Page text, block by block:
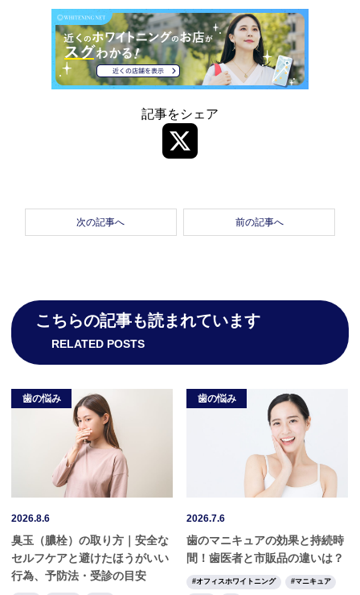
記事をシェア
次の記事へ 前の記事へ
こちらの記事も読まれています
RELATED POSTS
歯の悩み
2026.8.6
臭玉（膿栓）の取り方｜安全な
セルフケアと避けたほうがいい
行為、予防法・受診の目安
歯の悩み
2026.7.6
歯のマニキュアの効果と持続時
間！歯医者と市販品の違いは？
オフィスホワイトニング マニキュア